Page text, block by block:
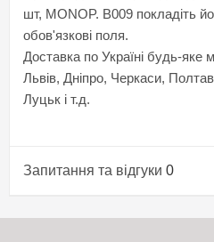
шт, MONOP. B009 покладіть
обов'язкові поля.
Доставка по Україні будь-яке
Львів, Дніпро, Черкаси,
Луцьк і т.д.
Запитання та відгуки 0